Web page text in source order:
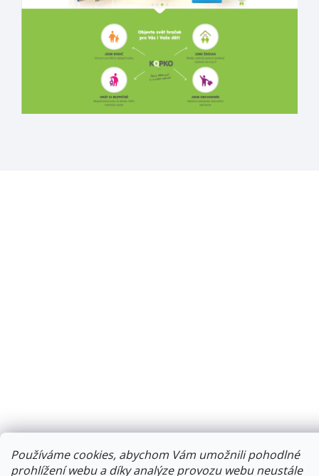
Používáme cookies, abychom Vám umožnili pohodlné
prohlížení webu a díky analýze provozu webu neustále